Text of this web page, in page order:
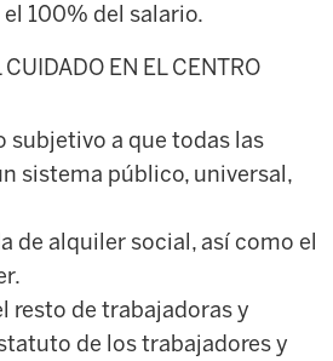
100% del salario.
EN EL CENTRO
subjetivo a que todas las
sistema público, universal,
de alquiler social, así como el
resto de trabajadoras y
de los trabajadores y